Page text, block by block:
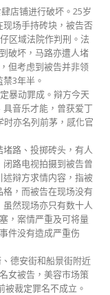
店铺进行破坏。25岁
场手持砖块，被告否
区域法院作判刑。法
破坏，马路亦遭人堵
但考虑到被告并非领
3年半。
暴动罪成。辩方今天
音乐才能，曾获爱丁
亦名列前茅，感化官
路、投掷砖头，有人
路电视拍摄到被告曾
辩方求情内容，指被
，而被告在现场没有
然现场亦只有数十人
，案情严重及可将量
件没有造成严重伤
德安街和船景街附近
女被告，美容市场策
被裁定罪名不成立。